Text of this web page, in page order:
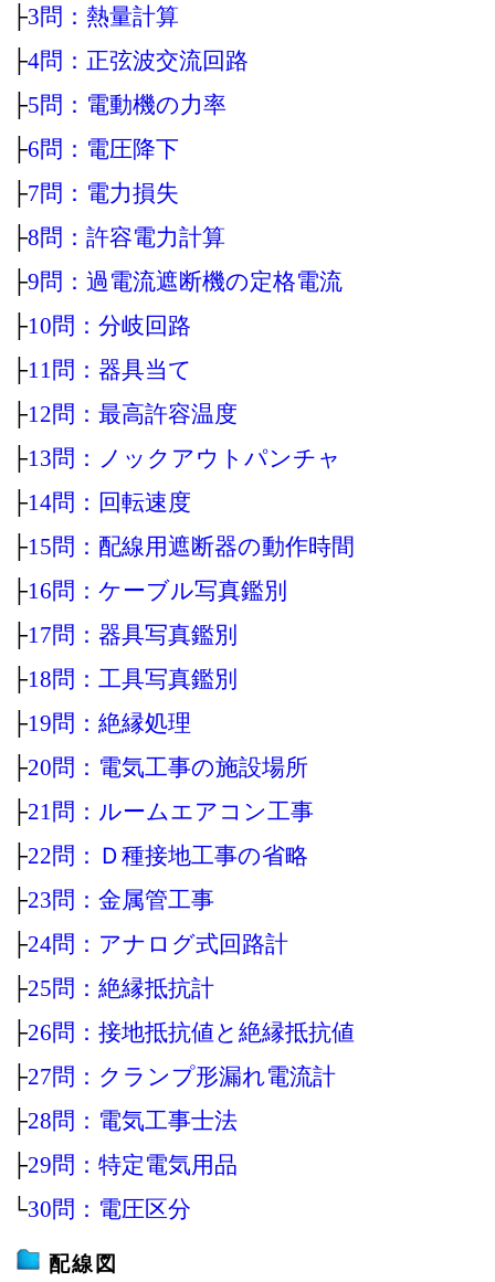
├3問：熱量計算
├4問：正弦波交流回路
├5問：電動機の力率
├6問：電圧降下
├7問：電力損失
├8問：許容電力計算
├9問：過電流遮断機の定格電流
├10問：分岐回路
├11問：器具当て
├12問：最高許容温度
├13問：ノックアウトパンチャ
├14問：回転速度
├15問：配線用遮断器の動作時間
├16問：ケーブル写真鑑別
├17問：器具写真鑑別
├18問：工具写真鑑別
├19問：絶縁処理
├20問：電気工事の施設場所
├21問：ルームエアコン工事
├22問：Ｄ種接地工事の省略
├23問：金属管工事
├24問：アナログ式回路計
├25問：絶縁抵抗計
├26問：接地抵抗値と絶縁抵抗値
├27問：クランプ形漏れ電流計
├28問：電気工事士法
├29問：特定電気用品
└30問：電圧区分
配線図